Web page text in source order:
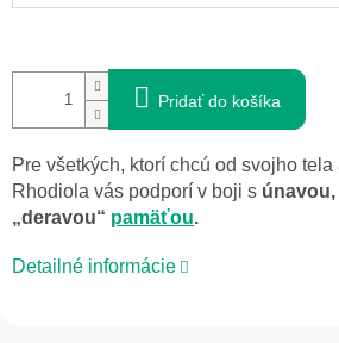
Pridať do košíka
Pre všetkých, ktorí chcú od svojho tela
Rhodiola vás podporí v boji s únavou,
„deravou“ pamäťou.
Detailné informácie